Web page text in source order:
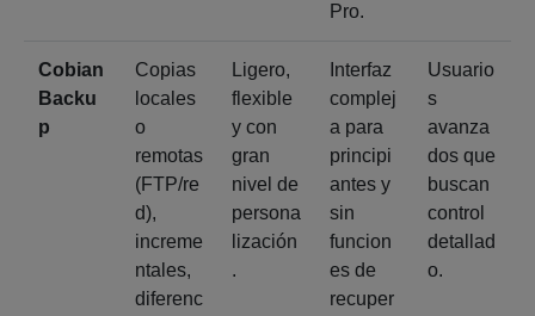
Pro.
Cobian
Backu
p
Copias
locales
o
remotas
(FTP/re
d),
increme
ntales,
diferenc
Ligero,
flexible
y con
gran
nivel de
persona
lización
.
Interfaz
complej
a para
principi
antes y
sin
funcion
es de
recuper
Usuario
s
avanza
dos que
buscan
control
detallad
o.